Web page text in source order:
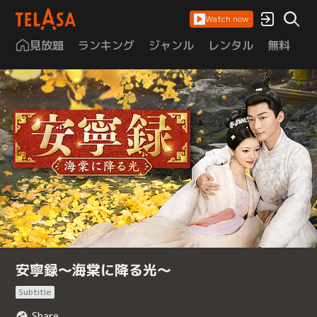
Watch now
見放題 ランキング ジャンル レンタル 無料
安寧録～海棠に降る光～
Subtitle